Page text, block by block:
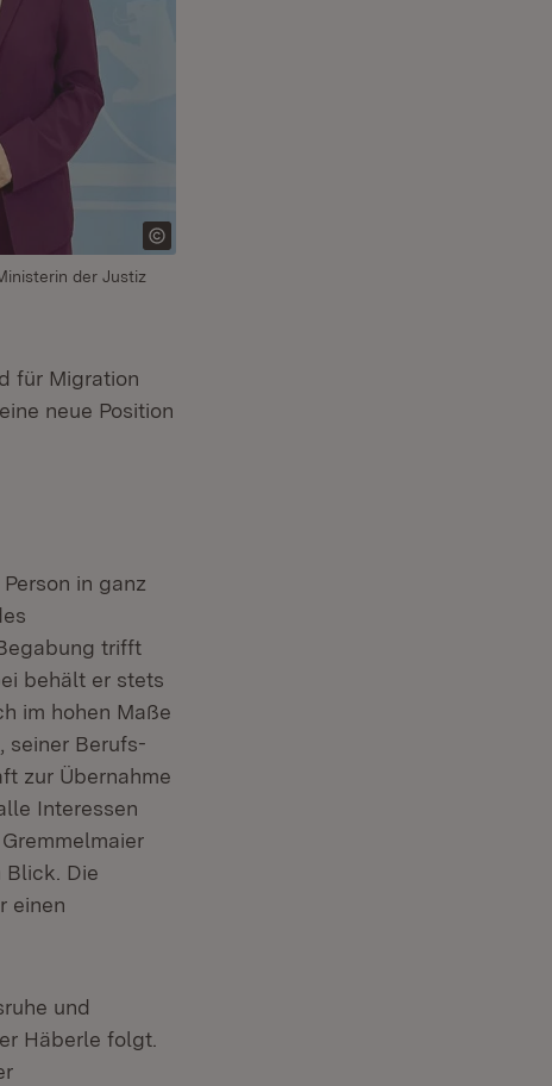
der Justiz
für Migration
neue Position
in ganz
trifft
behält er stets
im hohen Maße
seiner Berufs-
zur Übernahme
Interessen
Blick. Die
einen
und
Häberle folgt.